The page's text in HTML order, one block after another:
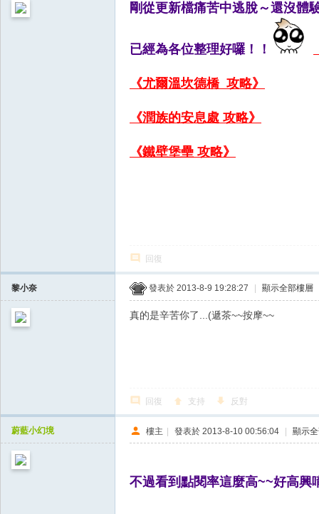
剛從更新檔痛苦中逃脫～還沒體
已經為各位整理好囉！！
《尤爾溫坎德橋 攻略》
《潤族的安息處 攻略》
《鐵壁堡壘 攻略》
回復
黎小奈 發表於 2013-8-9 19:28:27 顯示全部樓層
真的是辛苦你了...(遞茶~~按摩~~
回復 支持 反對
蔚藍小幻境 樓主 | 發表於 2013-8-10 00:56:04 | 顯示
不過看到點閱率這麼高~~好高興